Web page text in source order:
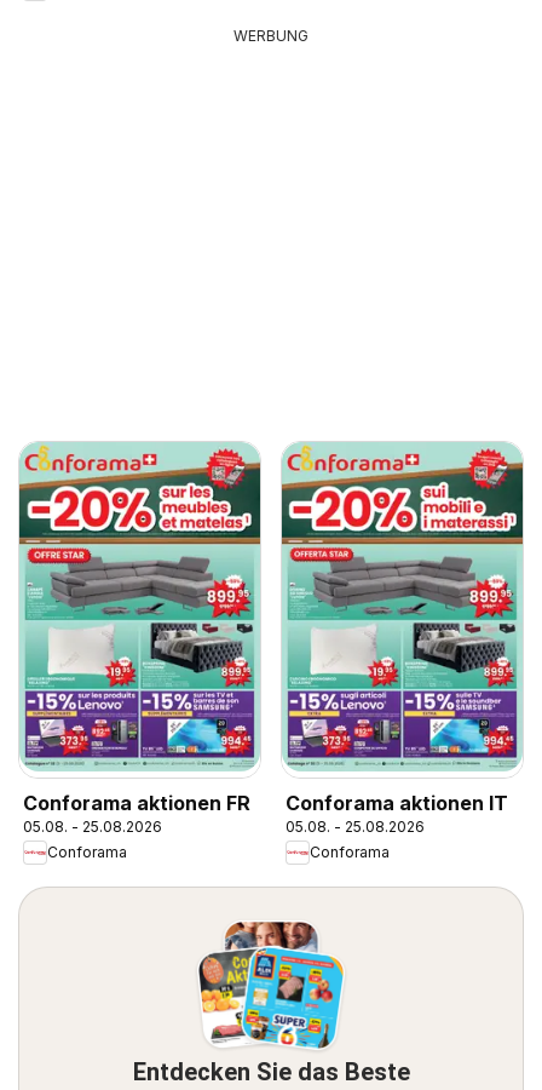
WERBUNG
Conforama aktionen FR
05.08. - 25.08.2026
Conforama
Conforama aktionen IT
05.08. - 25.08.2026
Conforama
Entdecken Sie das Beste